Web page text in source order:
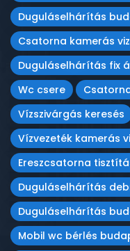
Duguláselhárítás
Csatorna kamerás
Duguláselhárítás fix
Wc csere
Vízszivárgás keresés
Vízvezeték kamerás
Ereszcsatorna
Duguláselhárítás
Duguláselhárítás
Mobil wc bérlés